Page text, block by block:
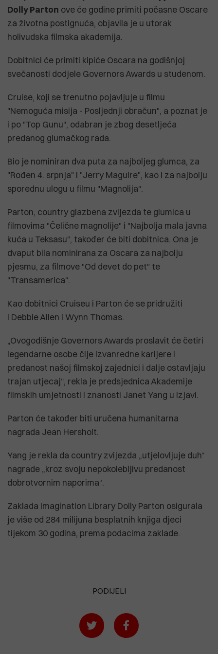
Dolly Parton ove će godine primiti počasne Oscare
za životna postignuća, objavila je u utorak
holivudska filmska akademija.
Dobitnici će primiti kipiće Oscara na godišnjoj
svečanosti dodjele Governors Awards u studenom.
Cruise, koji se trenutno pojavljuje u filmu
"Nemoguća misija - Posljednji obračun", a poznat je
i po "Top Gunu", odabran je zbog desetljeća
predanog glumačkog rada.
Bio je nominiran dva puta za najboljeg glumca, za
"Rođen 4. srpnja" i "Jerry Maguire", kao i za najbolju
sporednu ulogu u filmu "Magnolija".
Parton, country glazbena zvijezda te glumica u
filmovima "Čelične magnolije" i "Najbolja mala javna
kuća u Teksasu", također će biti dobitnica. Ona je
dvaput bila nominirana za Oscara za najbolju
pjesmu, za filmove "Od devet do pet" te
"Transamerica".
Kao dobitnici Cruiseu i Parton će se pridružiti
i Debbie Allen i Wynn Thomas.
„Ovogodišnje Governors Awards proslavit će četiri
legendarne osobe čije izvanredne karijere i
predanost našoj filmskoj zajednici i dalje ostavljaju
trajan utjecaj“, rekla je predsjednica Akademije
filmskih umjetnosti i znanosti Janet Yang u izjavi.
Parton će također biti uručena humanitarna
nagrada Jean Hersholt.
Yang je rekla da country zvijezda „utjelovljuje duh“
nagrade „kroz svoju nepokolebljivu predanost
dobrotvornim naporima“.
Zaklada Imagination Library Dolly Parton osigurala
je više od 284 milijuna besplatnih knjiga djeci
tijekom 30 godina, prema podacima zaklade.
PODIJELI